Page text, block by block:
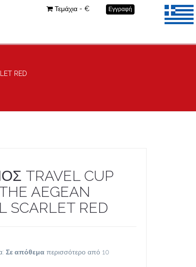
Εγγραφή
Τεμάχια - €
RED
TRAVEL CUP
AEGEAN
SCARLET RED
Σε απόθεμα περισσότερο από 10